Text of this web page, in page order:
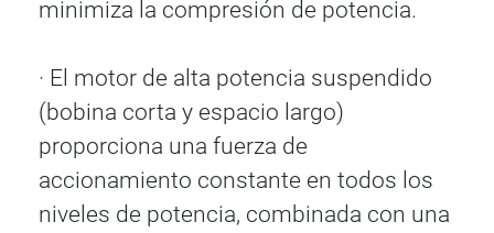
minimiza la compresión de potencia.
· El motor de alta potencia suspendido
(bobina corta y espacio largo)
proporciona una fuerza de
accionamiento constante en todos los
niveles de potencia, combinada con una